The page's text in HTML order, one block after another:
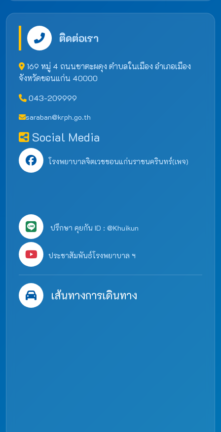
ติดต่อเรา
169 หมู่ 4 ถนนชาตะผดุง ตำบลในเมือง อำเภอเมือง
จังหวัดขอนแก่น 40000
043-209999
saraban@krph.go.th
Social Media
โรงพยาบาลจิตเวชขอนแก่นราชนครินทร์(เพจ)
ปรึกษา คุยกัน ID : @Khuikun
ประชาสัมพันธ์โรงพยาบาล ฯ
เส้นทางการเดินทาง